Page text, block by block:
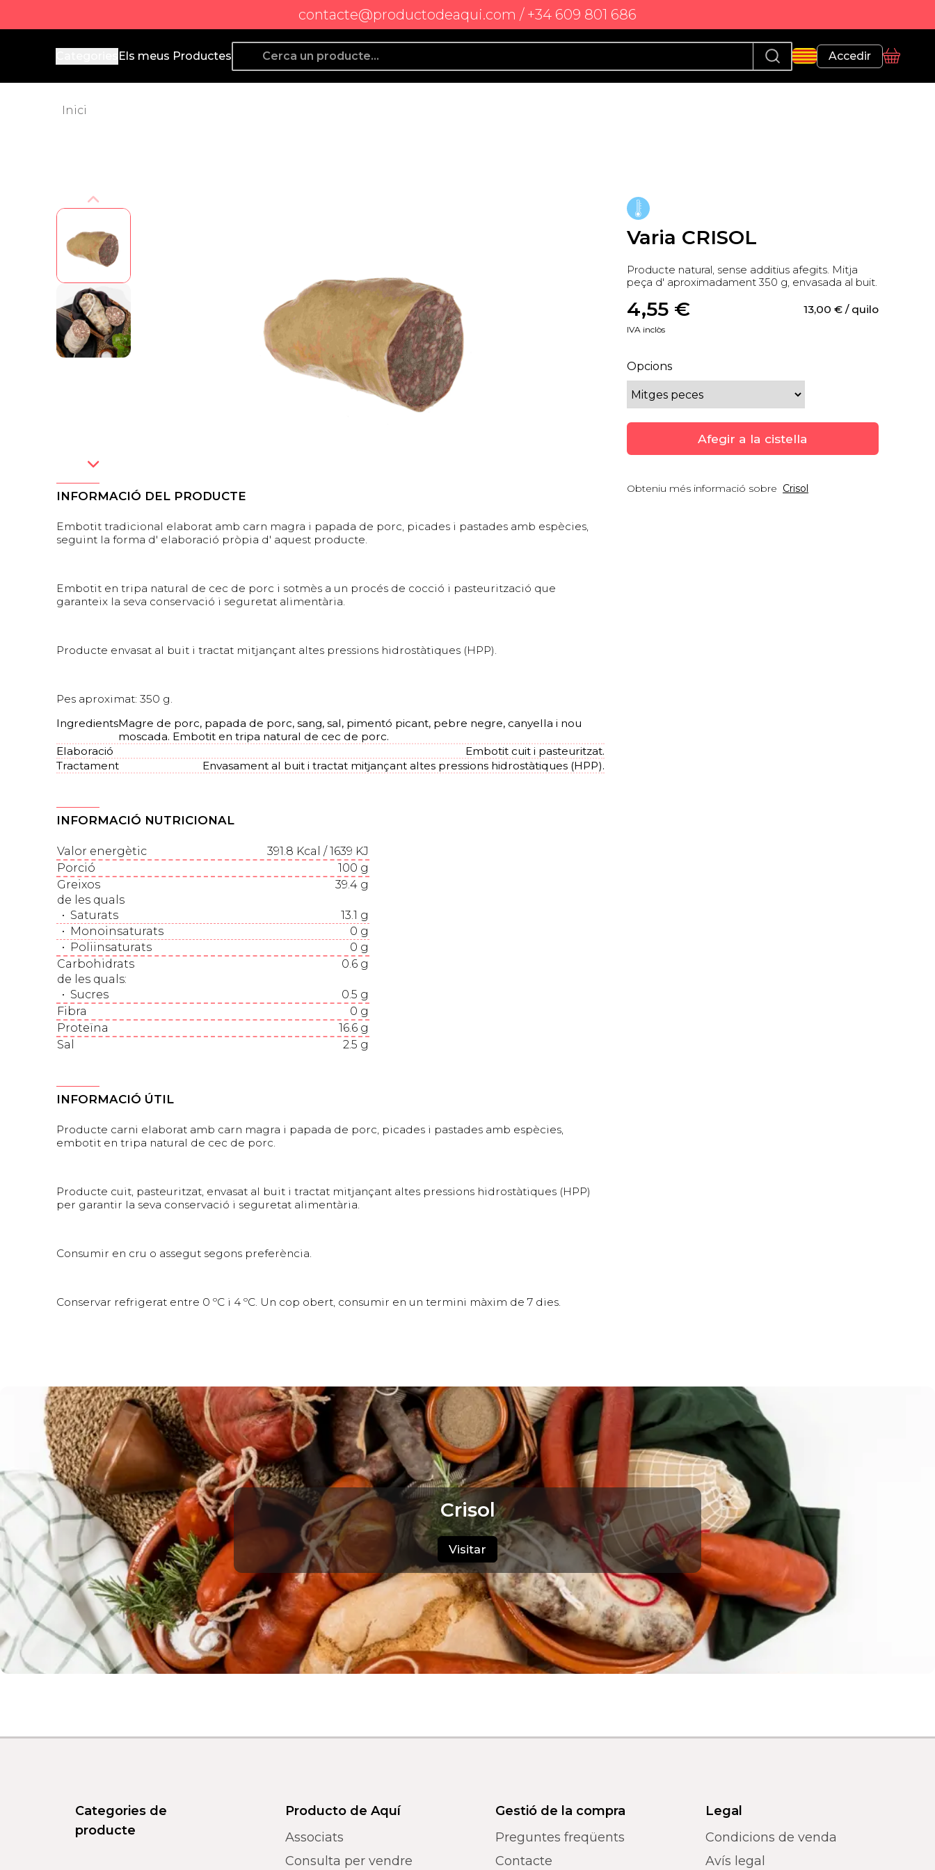
contacte@productodeaqui.com / +34 609 801 686
Producto de Aquí
Els meus Productes Accedir
Perfil
Cistella
Inici
Varia CRISOL
Producte natural, sense additius afegits. Mitja
peça d' aproximadament 350 g, envasada al buit.
4,55 € 13,00 € / quilo
IVA inclòs
Opcions
Afegir a la cistella
Obteniu més informació sobre Crisol
INFORMACIÓ DEL PRODUCTE
Embotit tradicional elaborat amb carn magra i papada de porc, picades i pastades amb espècies,
seguint la forma d' elaboració pròpia d' aquest producte.
Embotit en tripa natural de cec de porc i sotmès a un procés de cocció i pasteurització que
garanteix la seva conservació i seguretat alimentària.
Producte envasat al buit i tractat mitjançant altes pressions hidrostàtiques (HPP).
Pes aproximat: 350 g.
IngredientsMagre de porc, papada de porc, sang, sal, pimentó picant, pebre negre, canyella i nou
moscada. Embotit en tripa natural de cec de porc.
Elaboració
Embotit cuit i pasteuritzat.
Tractament
Envasament al buit i tractat mitjançant altes pressions hidrostàtiques (HPP).
INFORMACIÓ NUTRICIONAL
Valor energètic
391.8 Kcal / 1639 KJ
Porció
100 g
Greixos
39.4g
de les quals
• Saturats 13.1 g
• Monoinsaturats 0 g
• Poliinsaturats 0 g
Carbohidrats
0.6g
de les quals:
• Sucres 0.5 g
Fibra
0 g
Proteïna
16.6g
Sal
2.5 g
INFORMACIÓ ÚTIL
Producte carni elaborat amb carn magra i papada de porc, picades i pastades amb espècies,
embotit en tripa natural de cec de porc.
Producte cuit, pasteuritzat, envasat al buit i tractat mitjançant altes pressions hidrostàtiques (HPP)
per garantir la seva conservació i seguretat alimentària.
Consumir en cru o assegut segons preferència.
Conservar refrigerat entre 0 ºC i 4 ºC. Un cop obert, consumir en un termini màxim de 7 dies.
Crisol
Visitar
Categories de
producte
Producto de Aquí
Associats
Consulta per vendre
Gestió de la compra
Preguntes freqüents
Contacte
Legal
Condicions de venda
Avís legal